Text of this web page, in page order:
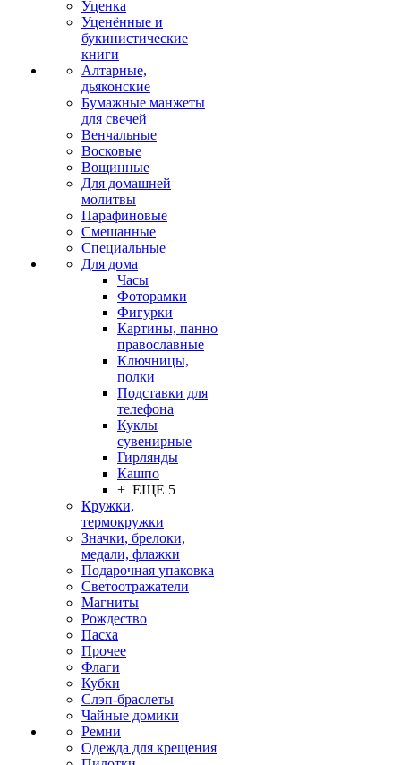
Уценка
Уценённые и
букинистические
книги
Алтарные,
дьяконские
Бумажные манжеты
для свечей
Венчальные
Восковые
Вощинные
Для домашней
молитвы
Парафиновые
Смешанные
Специальные
Для дома
Часы
Фоторамки
Фигурки
Картины, панно
православные
Ключницы,
полки
Подставки для
телефона
Куклы
сувенирные
Гирлянды
Кашпо
+ ЕЩЕ 5
Кружки,
термокружки
Значки, брелоки,
медали, флажки
Подарочная упаковка
Светоотражатели
Магниты
Рождество
Пасха
Прочее
Флаги
Кубки
Слэп-браслеты
Чайные домики
Ремни
Одежда для крещения